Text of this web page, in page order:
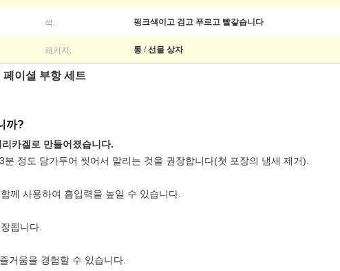
색: 핑크색이고 검고 푸르고 빨갛습니다
패키지: 통 / 선물 상자
이셜 부항 세트
까?
카겔로 만들어졌습니다.
정도 담가두어 씻어서 말리는 것을 권장합니다(첫 포장의 냄새 제거).
께 사용하여 흡입력을 높일 수 있습니다.
됩니다.
거움을 경험할 수 있습니다.